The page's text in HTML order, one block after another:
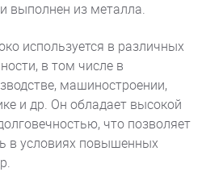
из металла.
используется в различных
в том числе в
машиностроении,
и др. Он обладает высокой
что позволяет
в условиях повышенных